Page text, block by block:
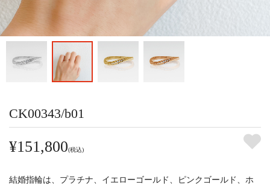
CK00343/b01
¥151,800(税込)
結婚指輪は、プラチナ、イエローゴールド、ピンクゴールド、ホ